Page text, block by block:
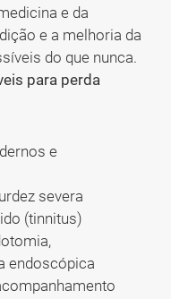
e da
e a melhoria da
do que nunca.
para perda
e
severa
(tinnitus)
endoscópica